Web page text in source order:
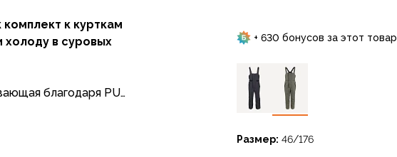
к курткам
холоду в суровых
благодаря PU
снега, ветра и влаги,
+ 630 бонусов за этот товар
Размер: 46/176